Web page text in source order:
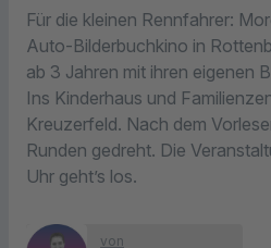
Für die kleinen Rennfahrer:
Auto-Bilderbuchkino in
ab 3 Jahren mit ihren eigenen
Ins Kinderhaus und
Kreuzerfeld. Nach dem
Runden gedreht. Die
Uhr geht’s los.
von